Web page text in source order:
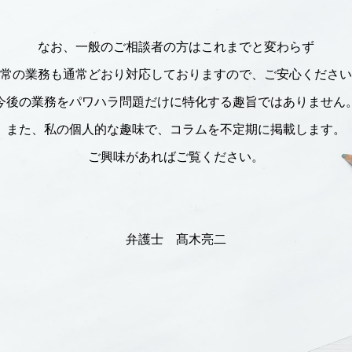
なお、一般のご相談者の方はこれまでと変わらず
の業務も通常どおり対応しておりますので、ご安心くださ
後の業務をパワハラ問題だけに特化する趣旨ではありません
また、私の個人的な趣味で、コラムを不定期に掲載します。
ご興味があればご覧ください。
弁護士 髙木亮二